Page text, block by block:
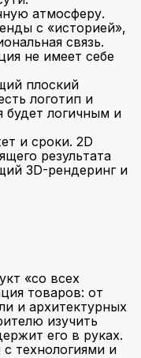
атмосферу.
с «историей»,
связь.
не имеет себе
плоский
логотип и
будет логичным и
и сроки. 2D
результата
3D-рендеринг и
«со всех
товаров: от
и архитектурных
изучить
его в руках.
технологиями и